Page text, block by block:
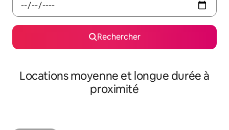
Rechercher
Locations moyenne et longue durée à
proximité